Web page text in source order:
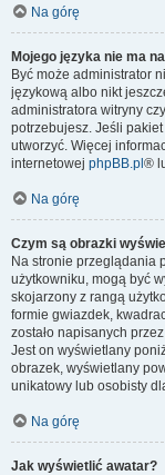
Na górę
Mojego języka nie ma
Być może administrator
językową albo nikt
administratora witryny
potrzebujesz. Jeśli
utworzyć. Więcej
internetowej phpBB.pl ®
Na górę
Czym są obrazki
Na stronie przeglądania
użytkowniku, mogą być
skojarzony z rangą
formie gwiazdek,
zostało napisanych
Jest on wyświetlany
obrazek, wyświetlany
unikatowy lub osobisty
Na górę
Jak wyświetlić awatar?